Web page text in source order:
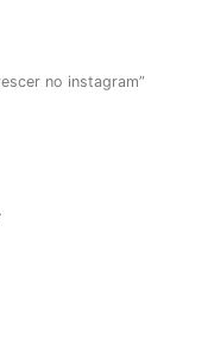
no instagram”